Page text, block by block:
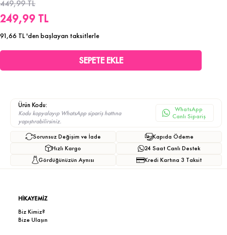
449,99 TL
249,99 TL
91,66 TL'den başlayan taksitlerle
Ürün Kodu:
Kodu kopyalayıp WhatsApp sipariş hattına
yapıştırabilirsiniz.
WhatsApp
Canlı Sipariş
Sorunsuz Değişim ve İade
Hızlı Kargo
Gördüğünüzün Aynısı
Kapıda Ödeme
24 Saat Canlı Destek
Kredi Kartına 3 Taksit
HİKAYEMİZ
Biz Kimiz?
Bize Ulaşın